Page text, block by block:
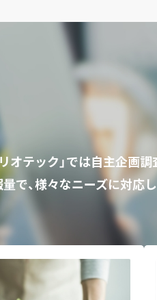
オテック」では自主企画
で、様々なニーズに対応し